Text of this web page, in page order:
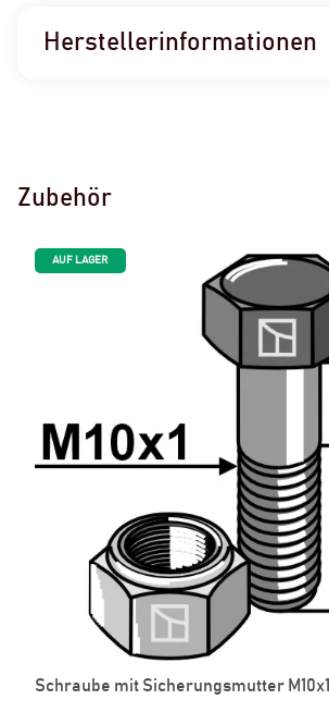
Herstellerinformationen
Zubehör
AUF LAGER
Schraube mit Sicherungsmutter